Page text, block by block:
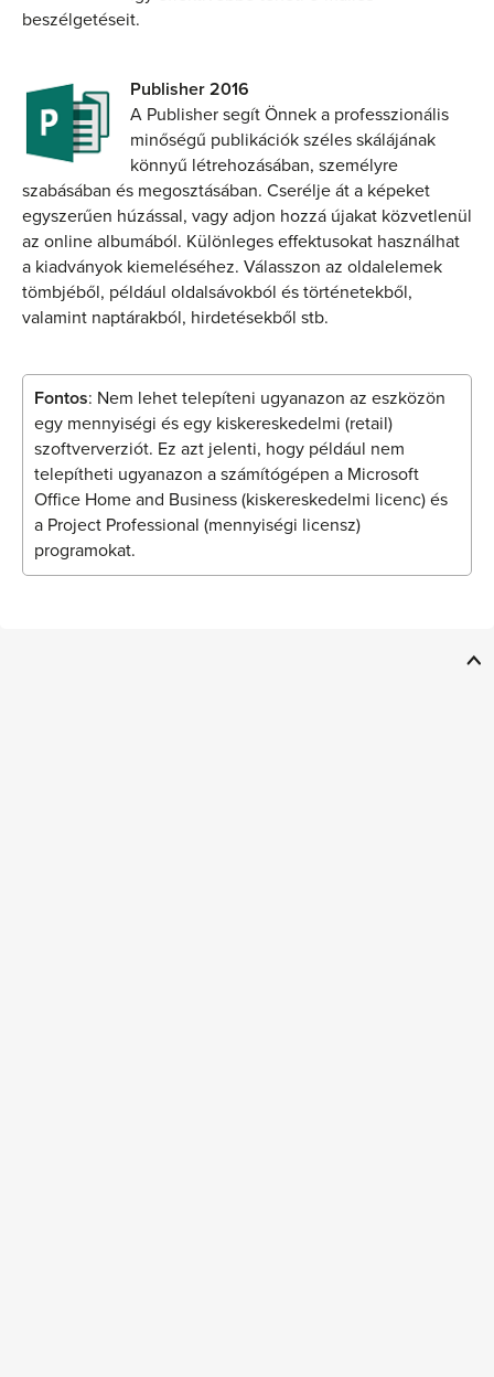
beszélgetéseit.
Publisher 2016
A Publisher segít Önnek a professzionális
minőségű publikációk széles skálájának
könnyű létrehozásában, személyre
szabásában és megosztásában. Cserélje át a képeket
egyszerűen húzással, vagy adjon hozzá újakat közvetlenül
az online albumából. Különleges effektusokat használhat
a kiadványok kiemeléséhez. Válasszon az oldalelemek
tömbjéből, például oldalsávokból és történetekből,
valamint naptárakból, hirdetésekből stb.
Fontos: Nem lehet telepíteni ugyanazon az eszközön
egy mennyiségi és egy kiskereskedelmi (retail)
szoftververziót. Ez azt jelenti, hogy például nem
telepítheti ugyanazon a számítógépen a Microsoft
Office Home and Business (kiskereskedelmi licenc) és
a Project Professional (mennyiségi licensz)
programokat.